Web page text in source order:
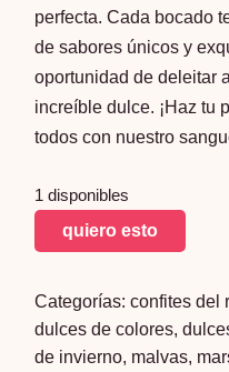
perfecta. Cada bocado
de sabores únicos y
oportunidad de deleitar
increíble dulce. ¡Haz tu
todos con nuestro
1 disponibles
sanguchito
largo
sustancia
X20
cantidad
quiero esto
Categorías:confites del
dulces de colores,
de invierno, malvas,